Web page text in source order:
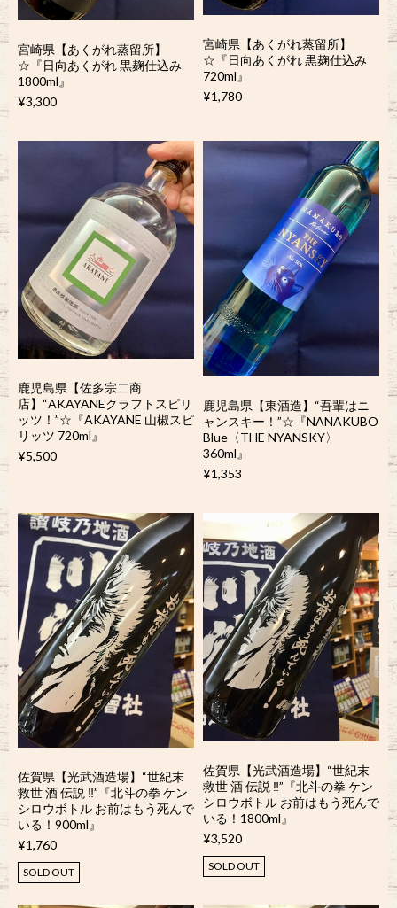
宮崎県【あくがれ蒸留所】
☆『日向あくがれ 黒麹仕込み
1800ml』
¥3,300
宮崎県【あくがれ蒸留所】
☆『日向あくがれ 黒麹仕込み
720ml』
¥1,780
鹿児島県【佐多宗二商
店】“AKAYANEクラフトスピリ
ッツ！”☆『AKAYANE 山椒スピ
リッツ 720ml』
¥5,500
鹿児島県【東酒造】“吾輩はニ
ャンスキー！”☆『NANAKUBO
Blue〈THE NYANSKY〉
360ml』
¥1,353
佐賀県【光武酒造場】“世紀末
救世 酒 伝説 ‼︎”『北斗の拳 ケン
シロウボトル お前はもう死んで
いる！900ml』
¥1,760
SOLD OUT
佐賀県【光武酒造場】“世紀末
救世 酒 伝説 ‼︎”『北斗の拳 ケン
シロウボトル お前はもう死んで
いる！1800ml』
¥3,520
SOLD OUT